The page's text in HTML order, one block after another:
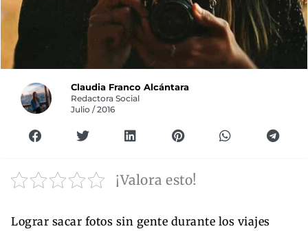
Claudia Franco Alcántara
Redactora Social
Julio / 2016
¡Valora esto!
Lograr sacar fotos sin gente durante los viajes